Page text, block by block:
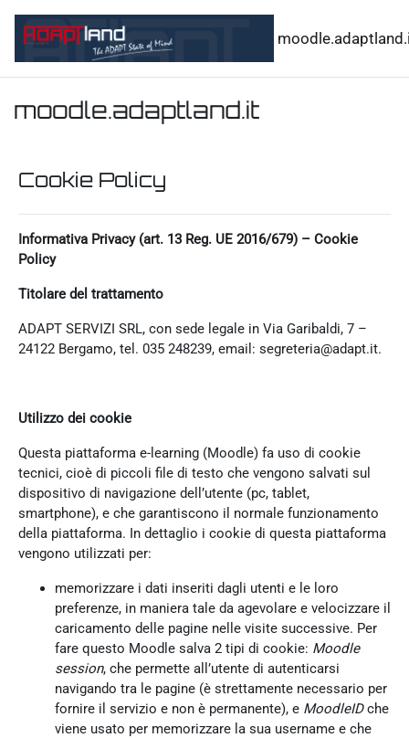
moodle.adaptland.it
Cookie Policy
Informativa Privacy (art. 13 Reg. UE 2016/679) – Cookie
Policy
Titolare del trattamento
ADAPT SERVIZI SRL, con sede legale in Via Garibaldi, 7 –
24122 Bergamo, tel. 035 248239, email: segreteria@adapt.it.
Utilizzo dei cookie
Questa piattaforma e-learning (Moodle) fa uso di cookie
tecnici, cioè di piccoli file di testo che vengono salvati sul
dispositivo di navigazione dell’utente (pc, tablet,
smartphone), e che garantiscono il normale funzionamento
della piattaforma. In dettaglio i cookie di questa piattaforma
vengono utilizzati per:
memorizzare i dati inseriti dagli utenti e le loro
preferenze, in maniera tale da agevolare e velocizzare il
caricamento delle pagine nelle visite successive. Per
fare questo Moodle salva 2 tipi di cookie: Moodle
session, che permette all’utente di autenticarsi
navigando tra le pagine (è strettamente necessario per
fornire il servizio e non è permanente), e MoodleIDche
viene usato per memorizzare la sua username e che